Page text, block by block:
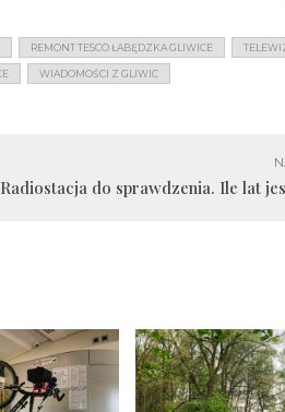
REMONT TESCO ŁABĘDZKA GLIWICE
WIADOMOŚCI Z GLIWIC
Radiostacja do sprawdzenia. Ile lat